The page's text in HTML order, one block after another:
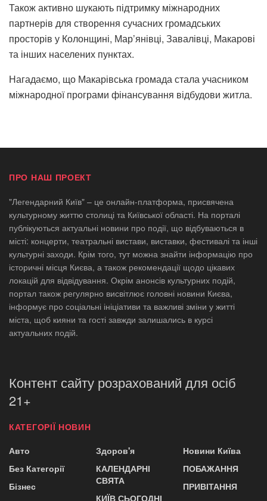
Також активно шукають підтримку міжнародних
партнерів для створення сучасних громадських
просторів у Колонщині, Мар’янівці, Завалівці, Макарові
та інших населених пунктах.
Нагадаємо, що Макарівська громада стала учасником
міжнародної програми фінансування відбудови житла.
ПРО НАШ ПРОЕКТ
"Легендарний Київ" – це онлайн-платформа, присвячена
культурному життю столиці та Київської області. На порталі
публікуються актуальні новини про події, що відбуваються в
місті: концерти, театральні вистави, виставки, фестивалі та інші
культурні заходи. Крім того, тут можна знайти інформацію про
історичні місця Києва, а також рекомендації щодо цікавих
локацій для відвідування. Окрім анонсів культурних подій,
портал також регулярно висвітлює головні новини Києва,
інформує про соціальні ініціативи та важливі зміни у житті
міста, щоб кияни та гості завжди залишались в курсі
актуальних подій.
Контент сайту розрахований для осіб
21+
КАТЕГОРІЇ НОВИН
Авто
Без Категорії
Бізнес
Здоров'я
КАЛЕНДАРНІ
СВЯТА
КИЇВ СЬОГОДНІ
Новини Київа
ПОБАЖАННЯ
ПРИВІТАННЯ